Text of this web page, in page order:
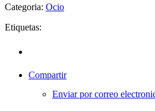
Categoria: Ocio
Etiquetas:
Compartir
Enviar por correo